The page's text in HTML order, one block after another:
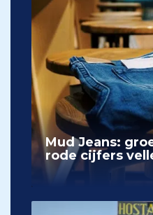
Mud Jeans:
rode cijfers